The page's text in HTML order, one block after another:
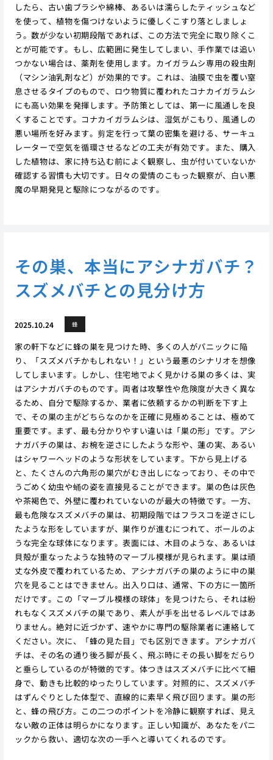
したら、古い歯ブラシや綿棒、あるいは濡らしたティッシュなど
を使って、植物を傷つけないように優しくこすり落としましょ
う。数が少ない初期段階であれば、この方法で完全に取り除くこ
とが可能です。もし、広範囲に発生してしまい、手作業では追い
つかない場合は、薬剤を使用します。カイガラムシ専用の殺虫剤
（マシン油乳剤など）が効果的です。これは、油膜で虫を覆い窒
息させるタイプのもので、ロウ物質に覆われたコナカイガラムシ
にも高い効果を発揮します。予防策としては、第一に風通しを良
くすることです。コナカイガラムシは、湿気がこもり、風通しの
悪い場所を好みます。剪定を行って葉の密集を避ける、サーキュ
レーターで空気を循環させるなどの工夫が有効です。また、購入
した植物は、家に持ち込む前によく観察し、虫が付いていないか
確認する習慣も大切です。日々の愛情のこもった観察が、白い悪
魔の早期発見と駆除につながるのです。
その巣、本当にアシナガバチ？
スズメバチとの見分け方
2025.10.24 蜂
家の軒下などに蜂の巣を見つけた時、多くの人がパニックに陥
り、「スズメバチかもしれない！」という最悪のシナリオを想像
してしまいます。しかし、住宅地でよく見かける巣の多くは、実
はアシナガバチのものです。両者は攻撃性や危険度が大きく異な
るため、自分で駆除するか、業者に依頼するかの判断を下す上
で、その巣の主がどちらなのかを正確に見極めることは、極めて
重要です。まず、最も分かりやすい違いは「巣の形」です。アシ
ナガバチの巣は、お椀を逆さにしたような形や、蓮の実、あるい
はシャワーヘッドのような形状をしています。下から見上げる
と、たくさんの六角形の巣穴がむき出しになっており、その中で
うごめく幼虫や蛹の姿を直接見ることができます。巣の色は灰色
や茶褐色で、外壁に覆われていないのが最大の特徴です。一方、
最も危険なスズメバチの巣は、初期段階ではフラスコを逆さにし
たような形をしていますが、巣作りが進むにつれて、ボールのよ
うな完全な球体になります。表面には、木目のような、あるいは
貝殻が重なったような独特のマーブル模様が見られます。巣は頑
丈な外皮で覆われているため、アシナガバチの巣のように中の巣
穴を見ることはできません。出入り口は、通常、下の方に一箇所
だけです。この「マーブル模様の球体」を見つけたら、それは紛
れもなくスズメバチの巣であり、素人が手を出せるレベルではあ
りません。絶対に近づかず、速やかに専門の駆除業者に連絡して
ください。次に、「蜂の見た目」でも区別できます。アシナガバ
チは、その名の通り後ろ脚が長く、飛ぶ時にその長い脚をだらり
と垂らしているのが特徴的です。体つきはスズメバチに比べて細
身で、動きも比較的ゆったりしています。対照的に、スズメバチ
はずんぐりとした体型で、直線的に素早く飛び回ります。巣の形
と、蜂の飛び方。この二つのポイントを冷静に観察すれば、見え
ない敵の正体は明らかになります。正しい知識が、あなたをパニ
ックから救い、適切な次の一手へと導いてくれるのです。